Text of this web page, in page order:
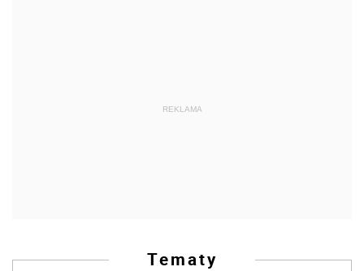
REKLAMA
Tematy